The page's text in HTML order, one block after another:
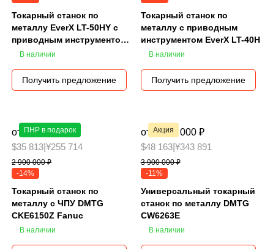
Токарный станок по
металлу EverX LT-50HY с
приводным инструментом
и осью Y
В наличии
Получить предложение
Токарный станок по
металлу с приводным
инструментом EverX LT-40H
В наличии
Получить предложение
ПНР в подарок
от 2 490 000 ₽
$35 813 |¥255 714
2 900 000 ₽
-14%
Токарный станок по
металлу с ЧПУ DMTG
CKE6150Z Fanuc
В наличии
Акция
от 3 490 000 ₽
$48 163| ¥343 891
3 900 000 ₽
-11%
Универсальный токарный
станок по металлу DMTG
CW6263E
В наличии